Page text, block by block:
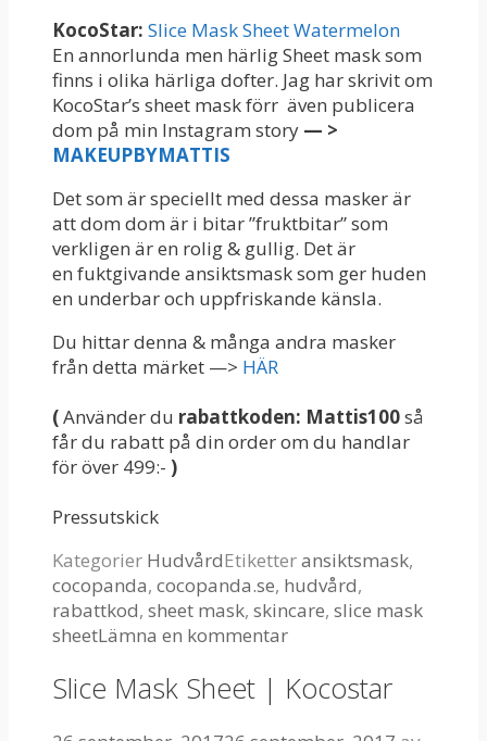
KocoStar: Slice Mask Sheet Watermelon
En annorlunda men härlig Sheet mask som
finns i olika härliga dofter. Jag har skrivit om
KocoStar’s sheet mask förr även publicera
dom på min Instagram story — >
MAKEUPBYMATTIS
Det som är speciellt med dessa masker är
att dom dom är i bitar ”fruktbitar” som
verkligen är en rolig & gullig. Det är
en fuktgivande ansiktsmask som ger huden
en underbar och uppfriskande känsla.
Du hittar denna & många andra masker
från detta märket —> HÄR
(Använder du rabattkoden: Mattis100så
får du rabatt på din order om du handlar
för över 499:- )
Pressutskick
Kategorier HudvårdEtiketteransiktsmask,
cocopanda, cocopanda.se, hudvård,
rabattkod, sheet mask, skincare, slice mask
sheetLämna en kommentar
Slice Mask Sheet | Kocostar